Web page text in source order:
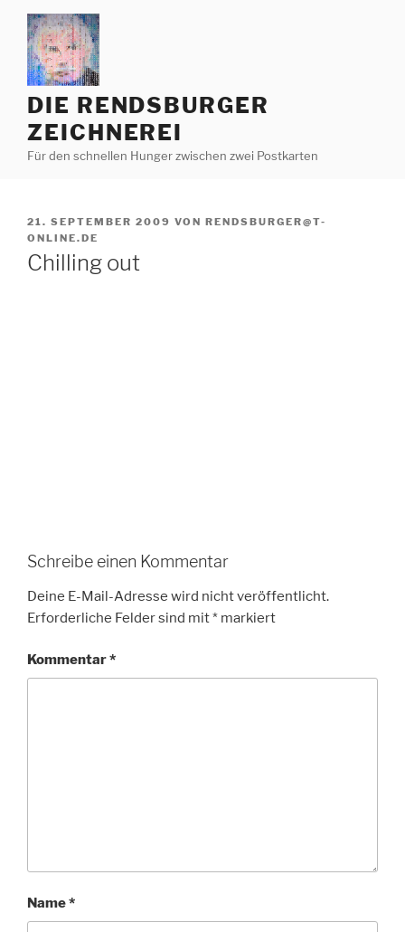
Zum
Inhalt
springen
DIE RENDSBURGER
ZEICHNEREI
Für den schnellen Hunger zwischen zwei Postkarten
VERÖFFENTLICHT
AM
21. SEPTEMBER 2009 VON RENDSBURGER@T-
ONLINE.DE
Chilling out
Schreibe einen Kommentar
Deine E-Mail-Adresse wird nicht veröffentlicht.
Erforderliche Felder sind mit* markiert
Kommentar*
Name*